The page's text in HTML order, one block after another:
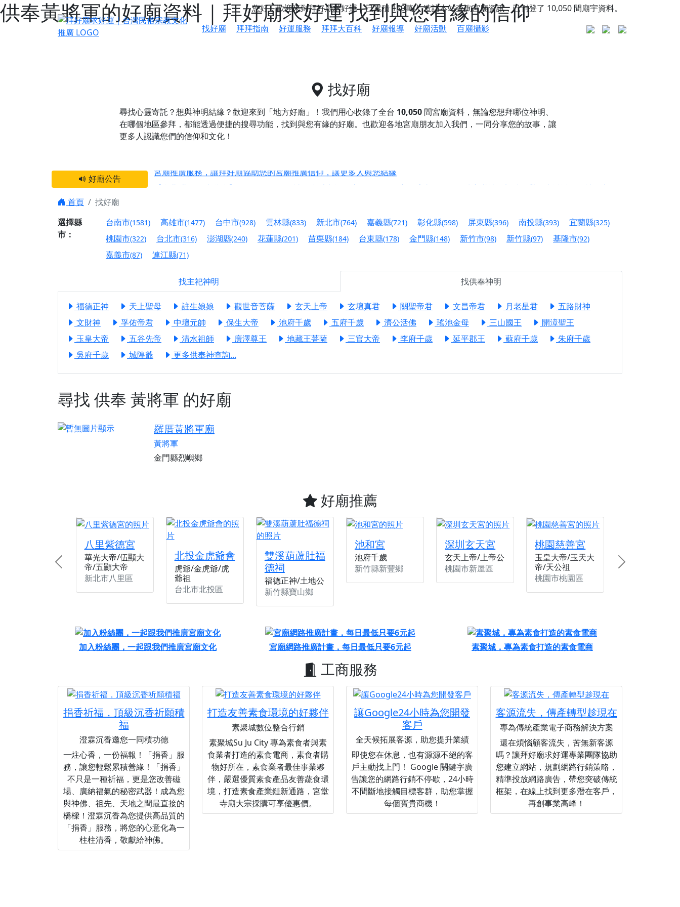
供奉黃將軍的好廟資料｜拜好廟求好運 找到與您有緣的信仰
您好，歡迎來到拜好廟求好運，已累積150萬人造訪本站查詢宮廟資訊，已刊登了 10,050 間廟宇資料。
找好廟
拜拜指南 好運服務 拜拜大百科 好廟報導 好廟活動 百廟攝影
找好廟
尋找心靈寄託？想與神明結緣？歡迎來到「地方好廟」！我們用心收錄了全台 10,050 間宮廟資料，無論您想拜哪位神明、
在哪個地區參拜，都能透過便捷的搜尋功能，找到與您有緣的好廟。 也歡迎各地宮廟朋友加入我們，一同分享您的故事，讓
更多人認識您們的信仰和文化！
好廟公告
宮廟推廣服務，讓拜好廟協助您的宮廟推廣信仰，讓更多人與您結緣
【台北 北投金虎爺會】丙午年最Chill的神級會香之旅，這不只是一場宗教盛事，更是一趟充滿神明加持、帶你走透透的「神級文化
【屏東縣獅子鄉 楓港清華山聖天宮】驪山母娘聖誕暨中元普渡大法會，誠邀十方善信大德，一同回到母娘慈悲座前，祈福納祥、慎
終追遠、廣植福田
【桃園市 桃園蓮華寺】盂蘭盆中元報恩法會，這場法會不只是超薦與普渡，更是一份對祖先的感恩、對親人的思念，也是為家人祈
【桃園龜山 慈恩宮】丙午年梁皇寶懺法會，一念虔誠禮寶懺，一分懺悔植福田，誠邀十方善信大德共同參與。
【新北貢寮 南極玉明殿】中元普渡大法會，誠摯歡迎十方善信大德隨喜贊普，為祖先親眷祈求安息，也為自身與家人累積福德、種
是「超級加倍」！
【台北北投 福慶宮】慶讚中元普渡法會，誠摯邀請十方善信大德，一同回到北投土地公埔，祈願闔家平安、地方祥和、福運綿長。
【桃園龜山 慈恩宮】瑤池金母聖誕祝壽盛典，邀請十方善信大德蒞臨參香祝壽，同沐母娘慈光，共祈平安吉祥
【桃園龜山 慈恩宮】丙午年慶讚中元普渡法會，正是讓我們用善念與功德，迴向冥陽兩利、闔家平安的殊勝因緣。
【新北八里 紫德宮】丙午年中元普渡讚普超薦法會，普施眾生・慎終追遠・廣植福田
【台北北投金虎爺會】父親節陪爸爸一起闖關趣，邀請大小朋友一起留下珍貴的家庭回憶
【新北八里 紫德宮】父親節奉茶感恩活動，一杯茶，一份心意；一句感謝，一生難忘。
【桃園新屋 深圳玄天宮】農曆七月擴大犒軍科儀，吉祥月不只有普渡祈福，也有一份感謝守護的虔誠心意
歡迎友廟長官、小編加入我們LINE官方帳號，讓我們協助您的廟宇推廣。
歡迎信眾分享您前往廟宇的參拜體驗，推廣您的信仰
首頁
找好廟
選擇縣
市：
台南市(1581) 高雄市(1477) 台中市(928) 雲林縣(833) 新北市(764) 嘉義縣(721) 彰化縣(598) 屏東縣(396) 南投縣(393) 宜蘭縣(325)
桃園市(322) 台北市(316) 澎湖縣(240) 花蓮縣(201) 苗栗縣(184) 台東縣(178) 金門縣(148) 新竹市(98) 新竹縣(97) 基隆市(92)
嘉義市(87) 連江縣(71)
找主祀神明 找供奉神明
福德正神 天上聖母 註生娘娘 觀世音菩薩 玄天上帝 玄壇真君 關聖帝君 文昌帝君 月老星君
五路財神
文財神
孚佑帝君 中壇元帥 保生大帝 池府千歲 五府千歲 濟公活佛 瑤池金母 三山國王
開漳聖王
玉皇大帝
五谷先帝 清水祖師 廣澤尊王 地藏王菩薩 三官大帝 李府千歲 延平郡王 蘇府千歲
朱府千歲
吳府千歲
城隍爺 更多供奉神查詢...
尋找 供奉 黃將軍 的好廟
羅厝黃將軍廟
黃將軍
金門縣烈嶼鄉
好廟推薦
八里紫德宮
華光大帝/伍顯大
帝/五顯大帝
新北市八里區
北投金虎爺會
虎爺/金虎爺/虎
爺祖
台北市北投區
雙溪葫蘆肚福
德祠
福德正神/土地公
新竹縣寶山鄉
池和宮
池府千歲
新竹縣新豐鄉
深圳玄天宮
玄天上帝/上帝公
桃園市新屋區
桃園慈善宮
玉皇大帝/玉天大
帝/天公祖
桃園市桃園區
Previous Next
加入粉絲團，一起跟我們推廣宮廟文化 宮廟網路推廣計畫，每日最低只要6元起 素聚城，專為素食打造的素食電商
工商服務
捐香祈福，頂級沉香祈願積
福
澄霖沉香邀您一同積功德
一炷心香，一份福報！「捐香」服
務，讓您輕鬆累積善緣！「捐香」
不只是一種祈福，更是您改善磁
場、廣納福氣的秘密武器！成為您
與神佛、祖先、天地之間最直接的
橋樑！澄霖沉香為您提供高品質的
「捐香」服務，將您的心意化為一
柱柱清香，敬獻給神佛。
打造友善素食環境的好夥伴
素聚城數位整合行銷
素聚城Su Ju City 專為素食者與素
食業者打造的素食電商，素食者購
物好所在，素食業者最佳事業夥
伴，嚴選優質素食產品友善蔬食環
境，打造素食產業鏈新通路，宮堂
寺廟大宗採購可享優惠價。
讓Google24小時為您開發
客戶
全天候拓展客源，助您提升業績
即使您在休息，也有源源不絕的客
戶主動找上門！ Google 關鍵字廣
告讓您的網路行銷不停歇，24小時
不間斷地接觸目標客群，助您掌握
每個寶貴商機！
客源流失，傳產轉型趁現在
專為傳統產業電子商務解決方案
還在煩惱顧客流失，苦無新客源
嗎？讓拜好廟求好運專業團隊協助
您建立網站，規劃網路行銷策略，
精準投放網路廣告，帶您突破傳統
框架，在線上找到更多潛在客戶，
再創事業高峰！